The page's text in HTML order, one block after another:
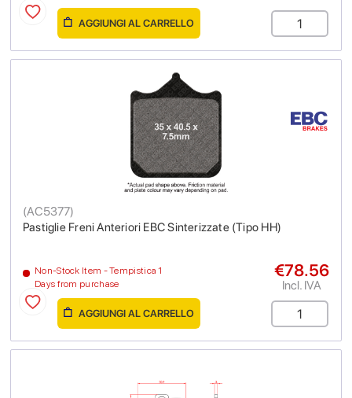
AGGIUNGI AL CARRELLO
Pastiglie Freni Anteriori EBC Sinterizzate (Tipo HH)
(AC5377)
Non-Stock Item - Tempistica 1
Days from purchase
€78.56
Incl. IVA
AGGIUNGI AL CARRELLO